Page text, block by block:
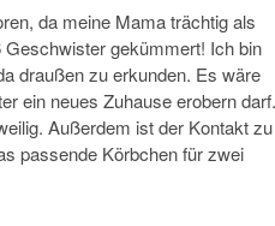
da meine Mama trächtig als
gekümmert! Ich bin
draußen zu erkunden. Es wäre
ein neues Zuhause erobern darf.
Außerdem ist der Kontakt zu
passende Körbchen für zwei